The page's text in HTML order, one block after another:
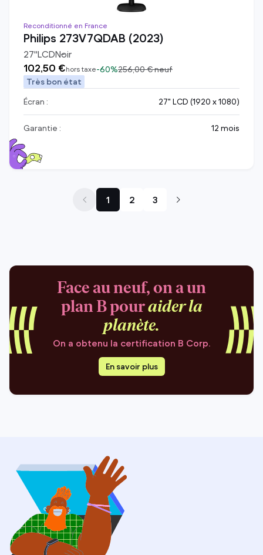
Reconditionné en France
Philips 273V7QDAB (2023)
27"LCDNoir
102,50 €hors taxe-60%256,00 €neuf
Très bon état
Écran :
27" LCD (1920 x 1080)
Garantie : 12 mois
1 2 3
Face au neuf, on a un
plan B pouraider la
planète.
On a obtenu la certification B Corp.
En savoir plus